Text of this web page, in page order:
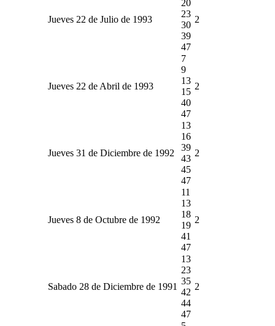
Jueves 22 de Julio de 1993
20
23
30
39
47
2
Jueves 22 de Abril de 1993
7
9
13
15
40
47
2
Jueves 31 de Diciembre de 1992
13
16
39
43
45
47
2
Jueves 8 de Octubre de 1992
11
13
18
19
41
47
2
Sabado 28 de Diciembre de 1991
13
23
35
42
44
47
2